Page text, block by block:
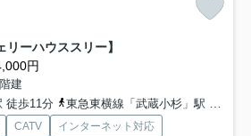
ーハウススリー】
円
建
徒歩11分
東急東横線「武蔵小杉」駅 徒歩15分
CATV
インターネット対応